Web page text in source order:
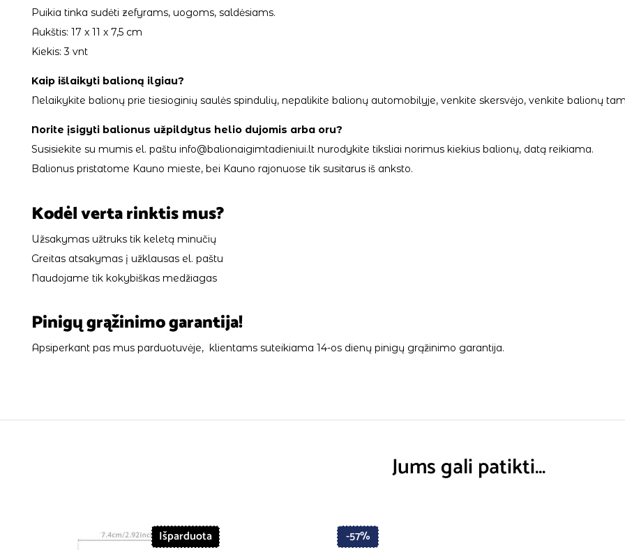
Puikia tinka sudėti zefyrams, uogoms, saldėsiams.
Aukštis: 17 x 11 x 7,5 cm
Kiekis: 3 vnt
Kaip išlaikyti balioną ilgiau?
Nelaikykite balionų prie tiesioginių saulės spindulių, nepalikite balionų automobilyje, venkite skersvėjo, venkite balionų
Norite įsigyti balionus užpildytus helio dujomis arba oru?
Susisiekite su mumis el. paštu info@balionaigimtadieniui.lt nurodykite tiksliai norimus kiekius balionų, datą reikiama.
Balionus pristatome Kauno mieste, bei Kauno rajonuose tik susitarus iš anksto.
Kodėl verta rinktis mus?
Užsakymas užtruks tik keletą minučių
Greitas atsakymas į užklausas el. paštu
Naudojame tik kokybiškas medžiagas
Pinigų grąžinimo garantija!
Apsiperkant pas mus parduotuvėje, klientams suteikiama 14-os dienų pinigų grąžinimo garantija.
Jums gali patikti…
Išparduota -57%